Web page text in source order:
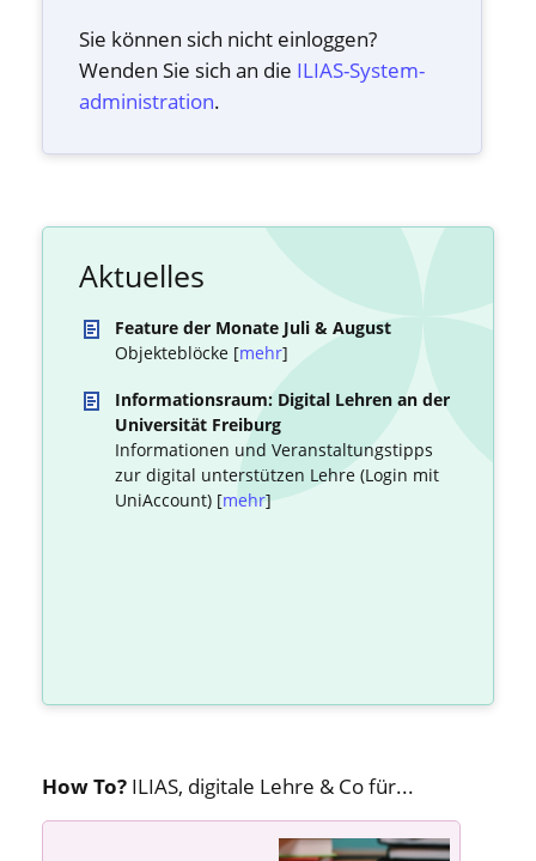
Sie können sich nicht einloggen?
Wenden Sie sich an die ILIAS-System­
administration.
Aktuelles
Feature der Monate Juli & August
Objekteblöcke [mehr]
Informationsraum: Digital Lehren an der
Universität Freiburg
Informationen und Veranstaltungstipps
zur digital unterstützen Lehre (Login mit
UniAccount) [mehr]
How To? ILIAS, digitale Lehre & Co für...